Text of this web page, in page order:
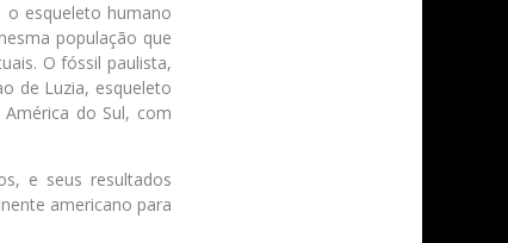
o esqueleto humano
população que
O fóssil paulista,
de Luzia, esqueleto
do Sul, com
e seus resultados
americano para